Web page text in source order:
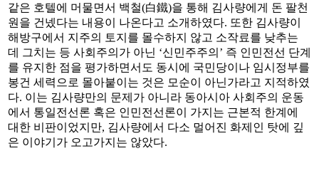
같은 호텔에 머물면서 백철(白鐵)을 통해 김사량에게 돈 팔천
원을 건넸다는 내용이 나온다고 소개하였다. 또한 김사량이
해방구에서 지주의 토지를 몰수하지 않고 소작료를 낮추는
데 그치는 등 사회주의가 아닌 ‘신민주주의’ 즉 인민전선 단계
를 유지한 점을 평가하면서도 동시에 국민당이나 임시정부를
봉건 세력으로 몰아붙이는 것은 모순이 아닌가라고 지적하였
다. 이는 김사량만의 문제가 아니라 동아시아 사회주의 운동
에서 통일전선론 혹은 인민전선론이 가지는 근본적 한계에
대한 비판이었지만, 김사량에서 다소 멀어진 화제인 탓에 깊
은 이야기가 오고가지는 않았다.